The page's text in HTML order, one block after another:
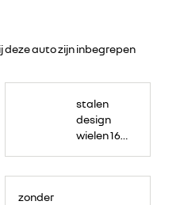
deze auto zijn inbegrepen
stalen
design
wielen 16"
zonder